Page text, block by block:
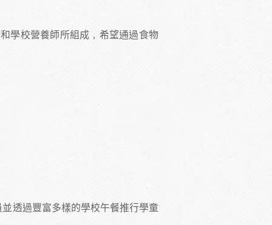
學校營養師所組成，希望通過食物
透過豐富多樣的學校午餐推行學童